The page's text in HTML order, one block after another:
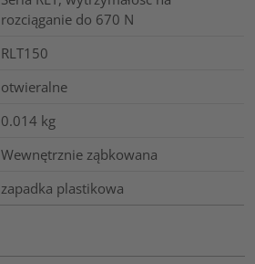
rozciąganie do 670 N
RLT150
otwieralne
0.014 kg
Wewnętrznie ząbkowana
zapadka plastikowa